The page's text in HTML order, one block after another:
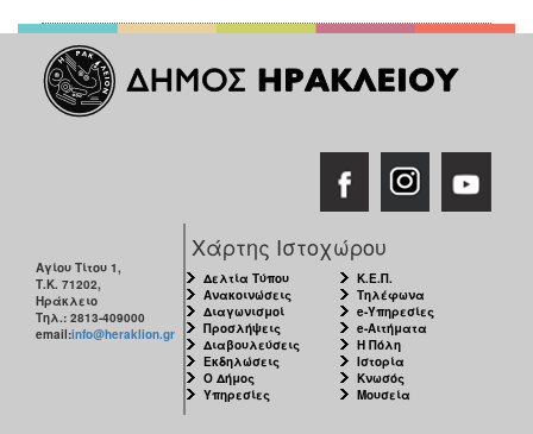
Αγίου Τίτου 1,
Τ.Κ. 71202,
Ηράκλειο
Τηλ.: 2813-409000
email:info@heraklion.gr
Χάρτης Ιστοχώρου
Δελτία Τύπου
Ανακοινώσεις
Διαγωνισμοί
Προσλήψεις
Διαβουλεύσεις
Εκδηλώσεις
Ο Δήμος
Υπηρεσίες
Κ.Ε.Π.
Τηλέφωνα
e-Υπηρεσίες
e-Αιτήματα
Η Πόλη
Ιστορία
Κνωσός
Μουσεία